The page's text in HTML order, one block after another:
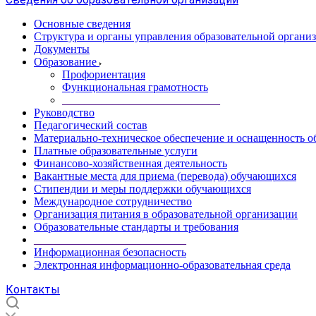
Основные сведения
Структура и органы управления образовательной
Документы
Образование
Профориентация
Функциональная грамотность
Руководство
Педагогический состав
Материально-техническое обеспечение и оснащенность
Платные образовательные услуги
Финансово-хозяйственная деятельность
Вакантные места для приема (перевода) обучающихся
Стипендии и меры поддержки обучающихся
Международное сотрудничество
Организация питания в образовательной организации
Образовательные стандарты и требования
Информационная безопасность
Электронная информационно-образовательная среда
Контакты